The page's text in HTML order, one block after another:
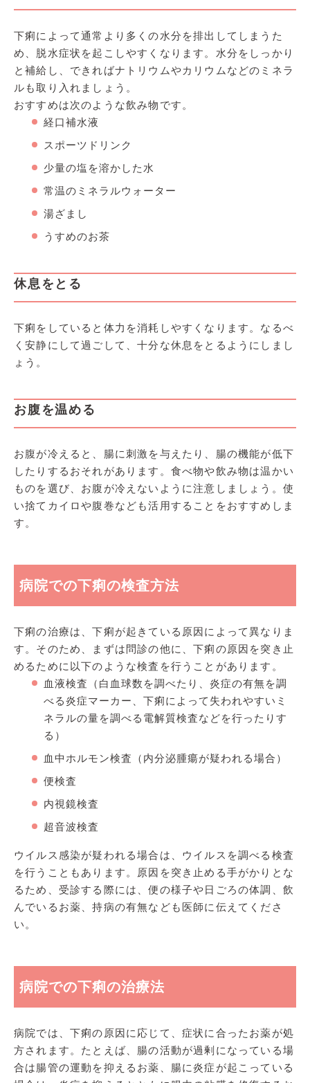
下痢によって通常より多くの水分を排出してしまうた
め、脱水症状を起こしやすくなります。水分をしっかり
と補給し、できればナトリウムやカリウムなどのミネラ
ルも取り入れましょう。
おすすめは次のような飲み物です。
経口補水液
スポーツドリンク
少量の塩を溶かした水
常温のミネラルウォーター
湯ざまし
うすめのお茶
休息をとる
下痢をしていると体力を消耗しやすくなります。なるべ
く安静にして過ごして、十分な休息をとるようにしまし
ょう。
お腹を温める
お腹が冷えると、腸に刺激を与えたり、腸の機能が低下
したりするおそれがあります。食べ物や飲み物は温かい
ものを選び、お腹が冷えないように注意しましょう。使
い捨てカイロや腹巻なども活用することをおすすめしま
す。
病院での下痢の検査方法
下痢の治療は、下痢が起きている原因によって異なりま
す。そのため、まずは問診の他に、下痢の原因を突き止
めるために以下のような検査を行うことがあります。
血液検査（白血球数を調べたり、炎症の有無を調
べる炎症マーカー、下痢によって失われやすいミ
ネラルの量を調べる電解質検査などを行ったりす
る）
血中ホルモン検査（内分泌腫瘍が疑われる場合）
便検査
内視鏡検査
超音波検査
ウイルス感染が疑われる場合は、ウイルスを調べる検査
を行うこともあります。原因を突き止める手がかりとな
るため、受診する際には、便の様子や日ごろの体調、飲
んでいるお薬、持病の有無なども医師に伝えてくださ
い。
病院での下痢の治療法
病院では、下痢の原因に応じて、症状に合ったお薬が処
方されます。たとえば、腸の活動が過剰になっている場
合は腸管の運動を抑えるお薬、腸に炎症が起こっている